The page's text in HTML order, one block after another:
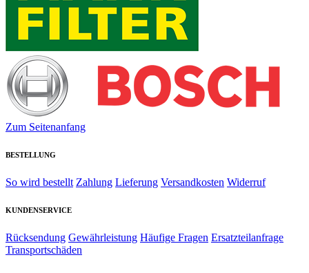
Zum Seitenanfang
BESTELLUNG
So wird bestellt Zahlung Lieferung Versandkosten Widerruf
KUNDENSERVICE
Rücksendung Gewährleistung Häufige Fragen Ersatzteilanfrage
Transportschäden